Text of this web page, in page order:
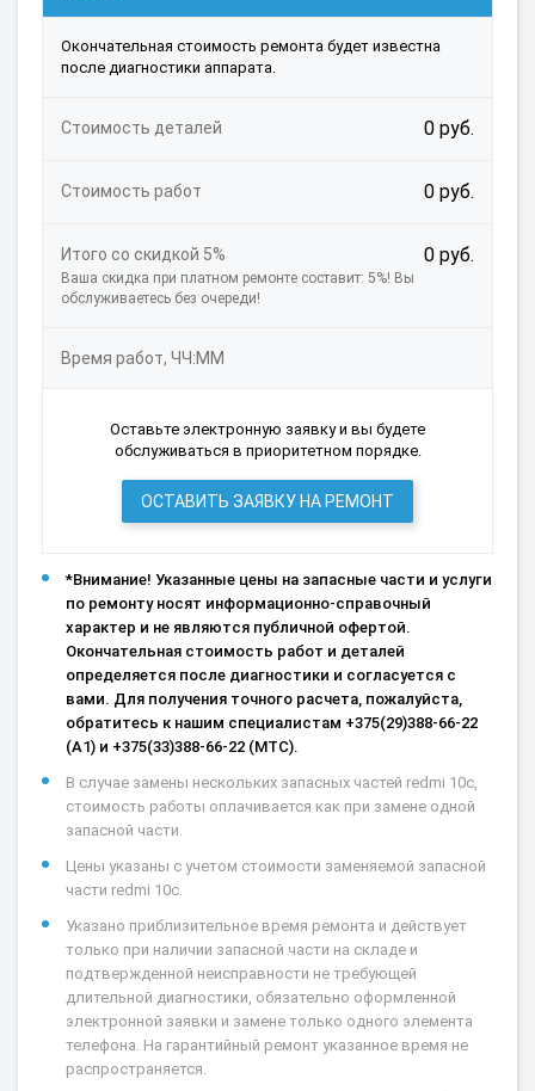
Окончательная стоимость ремонта будет известна
после диагностики аппарата.
0 руб.
Стоимость деталей
0 руб.
Стоимость работ
0 руб.
Итого со скидкой 5%
Ваша скидка при платном ремонте составит: 5%! Вы
обслуживаетесь без очереди!
Время работ, ЧЧ:ММ
Оставьте электронную заявку и вы будете
обслуживаться в приоритетном порядке.
ОСТАВИТЬ ЗАЯВКУ НА РЕМОНТ
*Внимание! Указанные цены на запасные части и услуги
по ремонту носят информационно-справочный
характер и не являются публичной офертой.
Окончательная стоимость работ и деталей
определяется после диагностики и согласуется с
вами. Для получения точного расчета, пожалуйста,
обратитесь к нашим специалистам +375(29)388-66-22
(А1) и +375(33)388-66-22 (МТС).
В случае замены нескольких запасных частей redmi 10c,
стоимость работы оплачивается как при замене одной
запасной части.
Цены указаны с учетом стоимости заменяемой запасной
части redmi 10c.
Указано приблизительное время ремонта и действует
только при наличии запасной части на складе и
подтвержденной неисправности не требующей
длительной диагностики, обязательно оформленной
электронной заявки и замене только одного элемента
телефона. На гарантийный ремонт указанное время не
распространяется.